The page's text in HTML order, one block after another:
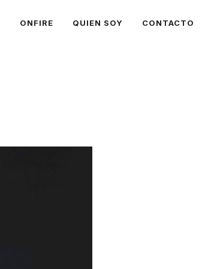
ONFIRE QUIEN SOY CONTACTO